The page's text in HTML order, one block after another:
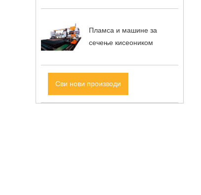
Пламса и машине за
сечење кисеоником
Сви нови производи